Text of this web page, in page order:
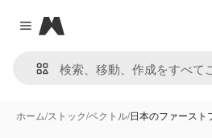
Close menu
Magnific
ホーム/ストック/ベクトル/日本のファース